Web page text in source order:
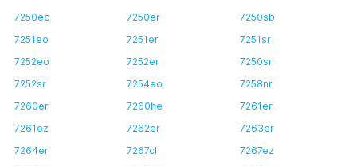
7250ec
7250er
7250sb
7251eo
7251er
7251sr
7252eo
7252er
7250sr
7252sr
7254eo
7258nr
7260er
7260he
7261er
7261ez
7262er
7263er
7264er
7267cl
7267ez